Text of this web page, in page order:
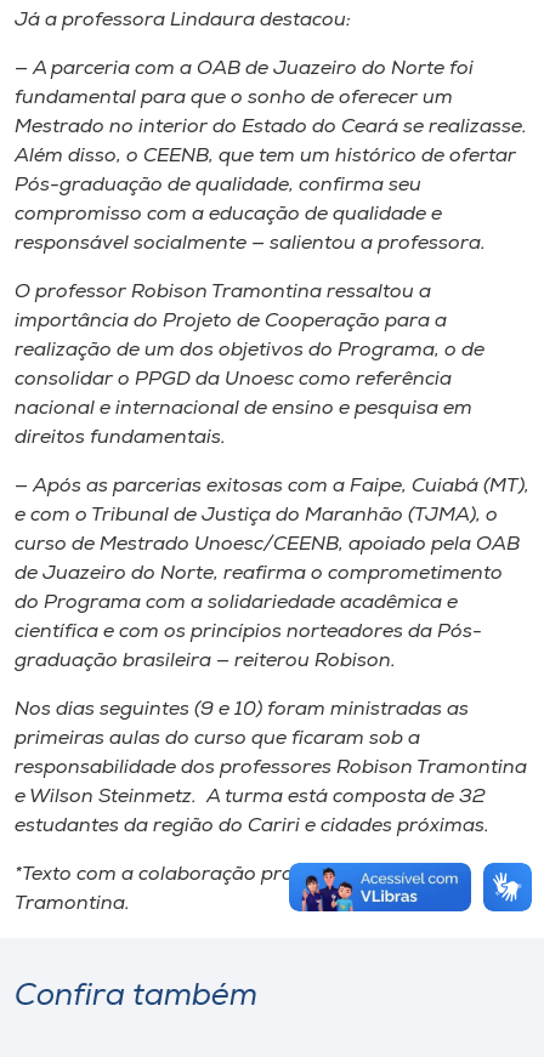
Já a professora Lindaura destacou:
— A parceria com a OAB de Juazeiro do Norte foi
fundamental para que o sonho de oferecer um
Mestrado no interior do Estado do Ceará se realizasse.
Além disso, o CEENB, que tem um histórico de ofertar
Pós-graduação de qualidade, confirma seu
compromisso com a educação de qualidade e
responsável socialmente — salientou a professora.
O professor Robison Tramontina ressaltou a
importância do Projeto de Cooperação para a
realização de um dos objetivos do Programa, o de
consolidar o PPGD da Unoesc como referência
nacional e internacional de ensino e pesquisa em
direitos fundamentais.
— Após as parcerias exitosas com a Faipe, Cuiabá (MT),
e com o Tribunal de Justiça do Maranhão (TJMA), o
curso de Mestrado Unoesc/CEENB, apoiado pela OAB
de Juazeiro do Norte, reafirma o comprometimento
do Programa com a solidariedade acadêmica e
científica e com os princípios norteadores da Pós-
graduação brasileira — reiterou Robison.
Nos dias seguintes (9 e 10) foram ministradas as
primeiras aulas do curso que ficaram sob a
responsabilidade dos professores Robison Tramontina
e Wilson Steinmetz. A turma está composta de 32
estudantes da região do Cariri e cidades próximas.
*Texto com a colaboração professor Robison
Tramontina.
Confira também